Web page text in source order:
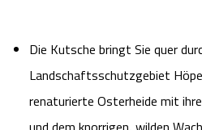
Die Kutsche bringt Sie quer
Landschaftsschutzgebiet
renaturierte Osterheide mit